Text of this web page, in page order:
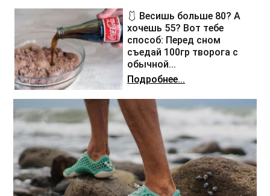
🩱 Весишь больше 80? А
хочешь 55? Вот тебе
способ: Перед сном
съедай 100гр творога с
обычной...
Подробнее...